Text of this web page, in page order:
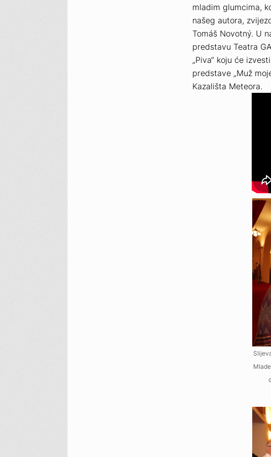
mladim glumcima,
našeg autora,
Tomáš Novotný. U
predstavu Teatra
„Piva“ koju će izvesti
predstave „Muž
Kazališta Meteora.